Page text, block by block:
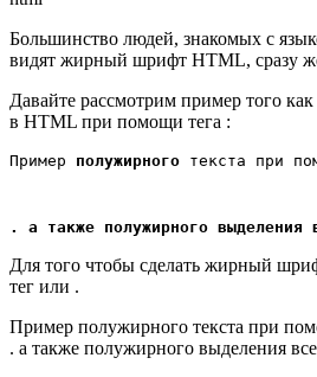
Большинство людей, знакомых с
видят жирный шрифт HTML, сразу
Давайте рассмотрим пример того
в HTML при помощи тега :
Пример полужирного текста при
. а также полужирного выделения
Для того чтобы сделать жирный
тег или .
Пример полужирного текста при
. а также полужирного выделения